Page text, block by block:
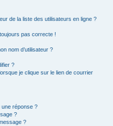
de la liste des utilisateurs en ligne ?
pas correcte !
nom d’utilisateur ?
?
je clique sur le lien de courrier
une réponse ?
?
?